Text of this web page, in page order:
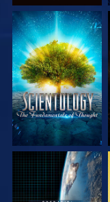
VERKEN DE SERIE
KIJK